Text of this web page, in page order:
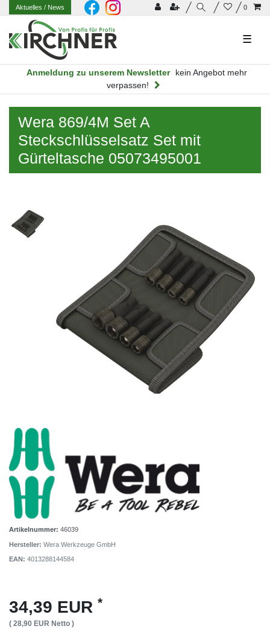
0
Aktuelles/ News
☰
Anmeldung zu unserem Newsletter
kein Angebot mehr
verpassen!
Wera 869/4M Set A
Steckschlüsselsatz Set mit
Gürteltasche 05073495001
Artikelnummer: 46039
Hersteller: Wera Werkzeuge GmbH
EAN: 4013288144584
34,39 EUR *
( 28,90 EUR Netto )